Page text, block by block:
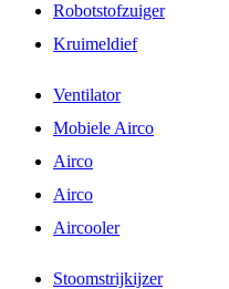
Robotstofzuiger
Kruimeldief
Ventilator
Mobiele Airco
Airco
Airco
Aircooler
Stoomstrijkijzer